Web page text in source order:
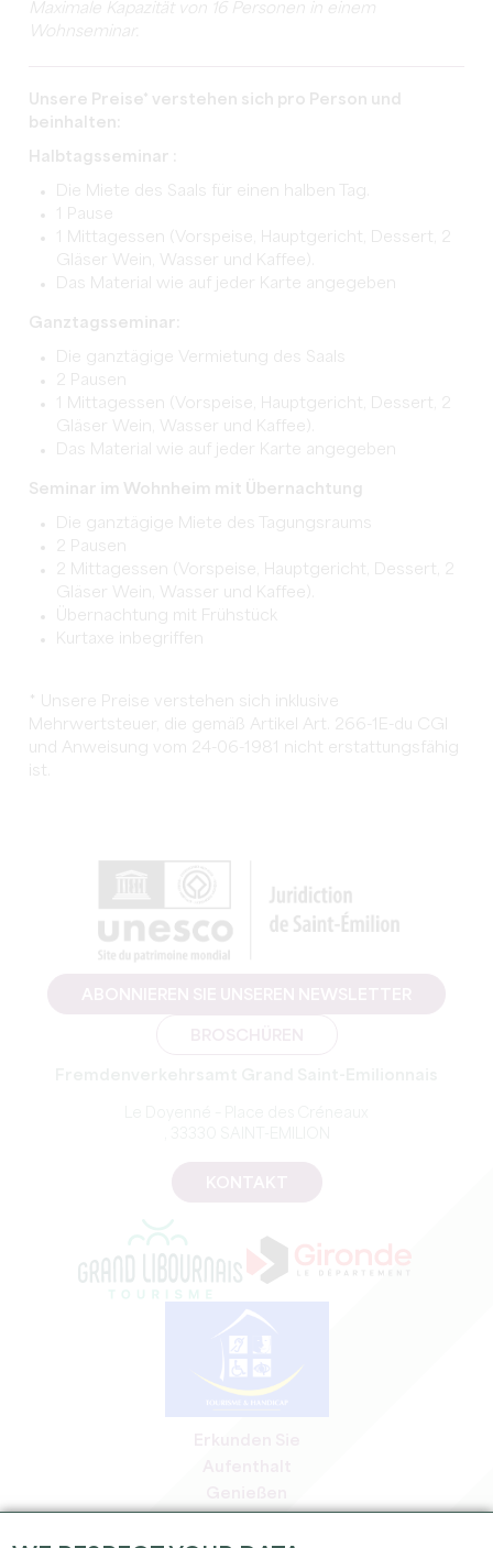
Maximale Kapazität von 16 Personen in einem
Wohnseminar.
Unsere Preise* verstehen sich pro Person und
beinhalten:
Halbtagsseminar :
Die Miete des Saals für einen halben Tag.
1 Pause
1 Mittagessen (Vorspeise, Hauptgericht, Dessert, 2
Gläser Wein, Wasser und Kaffee).
Das Material wie auf jeder Karte angegeben
Ganztagsseminar:
Die ganztägige Vermietung des Saals
2 Pausen
1 Mittagessen (Vorspeise, Hauptgericht, Dessert, 2
Gläser Wein, Wasser und Kaffee).
Das Material wie auf jeder Karte angegeben
Seminar im Wohnheim mit Übernachtung
Die ganztägige Miete des Tagungsraums
2 Pausen
2 Mittagessen (Vorspeise, Hauptgericht, Dessert, 2
Gläser Wein, Wasser und Kaffee).
Übernachtung mit Frühstück
Kurtaxe inbegriffen
* Unsere Preise verstehen sich inklusive
Mehrwertsteuer, die gemäß Artikel Art. 266-1E-du CGI
und Anweisung vom 24-06-1981 nicht erstattungsfähig
ist.